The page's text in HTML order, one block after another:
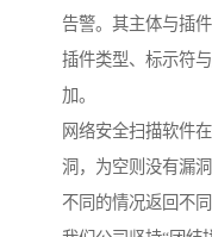
告警。其主体与插
插件类型、标示符
加。
网络安全扫描软件
洞，为空则没有漏
不同的情况返回不同